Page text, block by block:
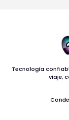
Tecnología
viaje,